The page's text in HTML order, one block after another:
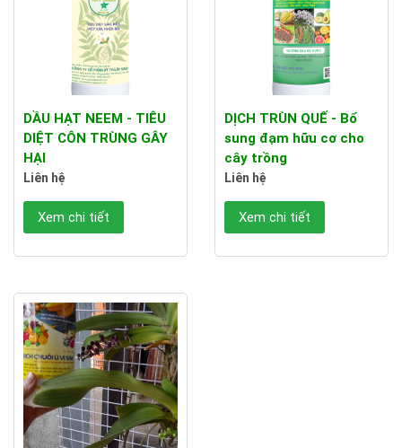
DẦU HẠT NEEM - TIÊU
DIỆT CÔN TRÙNG GÂY
HẠI
Liên hệ
Xem chi tiết
DỊCH TRÙN QUẾ - Bổ
sung đạm hữu cơ cho
cây trồng
Liên hệ
Xem chi tiết